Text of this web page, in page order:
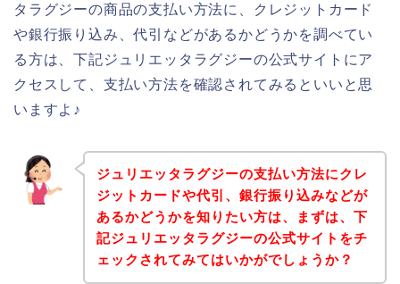
タラグジーの商品の支払い方法に、クレジットカード
や銀行振り込み、代引などがあるかどうかを調べてい
る方は、下記ジュリエッタラグジーの公式サイトにア
クセスして、支払い方法を確認されてみるといいと思
いますよ♪
ジュリエッタラグジーの支払い方法にクレ
ジットカードや代引、銀行振り込みなどが
あるかどうかを知りたい方は、まずは、下
記ジュリエッタラグジーの公式サイトをチ
ェックされてみてはいかがでしょうか？